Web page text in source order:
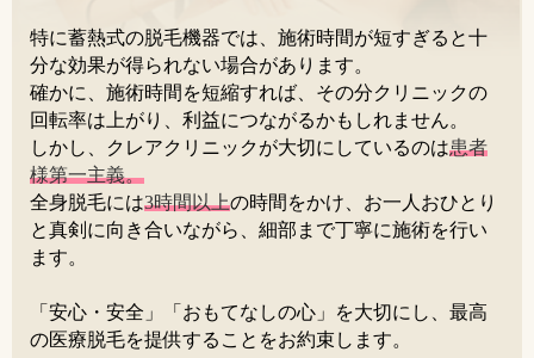
特に蓄熱式の脱毛機器では、施術時間が短すぎると十
分な効果が得られない場合があります。
確かに、施術時間を短縮すれば、その分クリニックの
回転率は上がり、利益につながるかもしれません。
しかし、クレアクリニックが大切にしているのは患者
様第一主義。
全身脱毛には3時間以上の時間をかけ、お一人おひとり
と真剣に向き合いながら、細部まで丁寧に施術を行い
ます。
「安心・安全」「おもてなしの心」を大切にし、最高
の医療脱毛を提供することをお約束します。